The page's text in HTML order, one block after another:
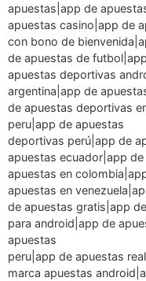
apuestas|app de
apuestas casino|app de
con bono de
de apuestas de
apuestas deportivas
argentina|app de
de apuestas deportivas
peru|app de apuestas
deportivas perú|app de
apuestas ecuador|app de
apuestas en
apuestas en
de apuestas gratis|app
para android|app de
apuestas
peru|app de apuestas
marca apuestas